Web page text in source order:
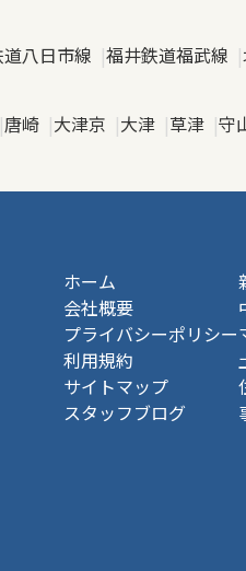
八日市線 福井鉄道福武線
唐崎 大津京 大津 草津 守
ホーム
会社概要
プライバシーポリシー
利用規約
サイトマップ
スタッフブログ